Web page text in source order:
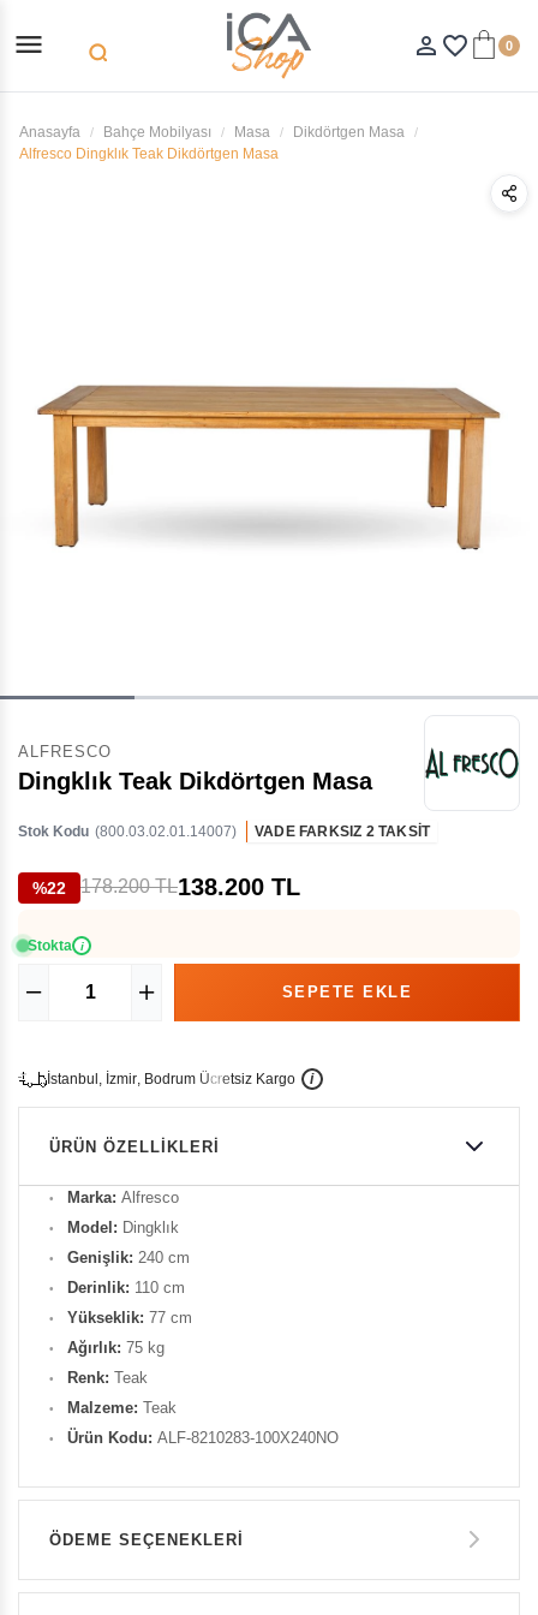
menu search person_outline favorite_border 0
Anasayfa Bahçe Mobilyası Masa
Dikdörtgen Masa
Alfresco Dingklık Teak Dikdörtgen Masa
ALFRESCO
Dingklık Teak Dikdörtgen Masa
Stok Kodu (800.03.02.01.14007) VADE FARKSIZ 2 TAKSİT
%22 178.200 TL138.200 TL
Stokta i
İstanbu , İzmir, Bodrum Ücretsiz Kargo i
ÜRÜN ÖZELLIKLERI
Marka: Alfresco
Model: Dingklık
Genişlik: 240 cm
Derinlik: 110 cm
Yükseklik: 77 cm
Ağırlık: 75 kg
Renk: Teak
Malzeme: Teak
Ürün Kodu: ALF-8210283-100X240NO
ÖDEME SEÇENEKLERI